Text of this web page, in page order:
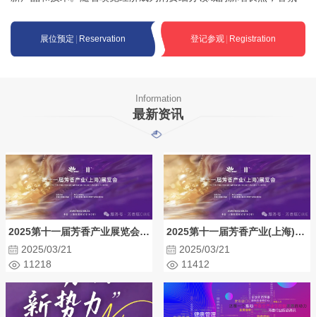
展会特别推出了首届香氛原料及品牌展览会，以满足市场需求。CIA
IE芳香展与香氛展是两大涵盖芳香产业全链条的盛会。CIAIE芳香展
聚焦于芳香种植及旅游、设备包材、精油纯露、天然香料香精等多
展位预定 Reservation 登记参观 Registration
Information
最新资讯
2025第十一届芳香产业展览会将于8月22日至24日在上海举办
2025/03/21
11218
2025第十一届芳香产业(上海)展览会暨首届芳香产业供应链展览会
2025/03/21
11412